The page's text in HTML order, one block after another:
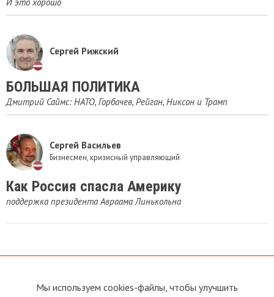
Сергей Рижский
БОЛЬШАЯ ПОЛИТИКА
Дмитрий Саймс: НАТО, Горбачев, Рейган, Никсон и Трамп
Сергей Васильев
Бизнесмен, кризисный управляющий
Как Россия спасла Америку
поддержка президента Авраама Линькольна
О сайте
Прямая связь с
Мы используем cookies-файлы, чтобы улучшить